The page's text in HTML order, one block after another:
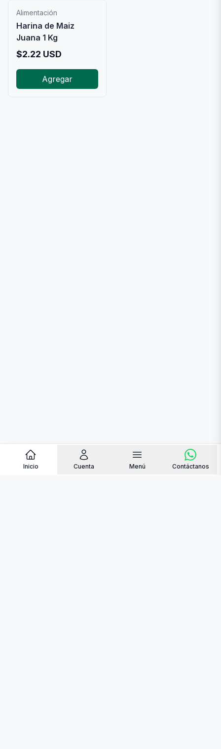
Alimentación
Harina de Maiz
Juana 1 Kg
$2.22 USD
Agregar
Inicio Cuenta Menú Contáctanos